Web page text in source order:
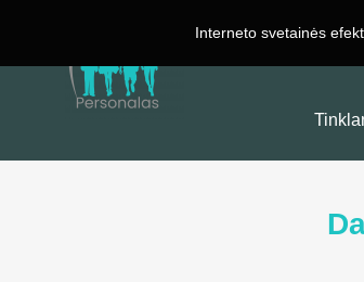
Interneto svetainės